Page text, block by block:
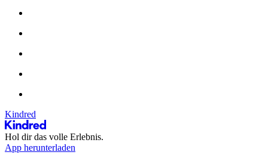
Kindred
Hol dir das volle Erlebnis.
App herunterladen